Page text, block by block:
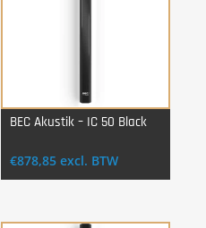
BEC Akustik – IC 50 Black
€878,85 excl. BTW